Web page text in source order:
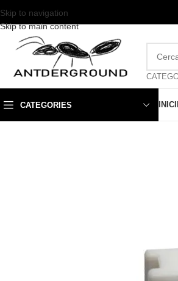
Skip to navigation
Skip to main content
CATEGORIES INICI